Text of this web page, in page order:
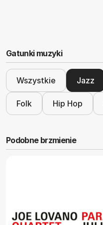
Gatunki muzyki
Wszystkie Jazz
Folk Hip Hop
Podobne brzmienie